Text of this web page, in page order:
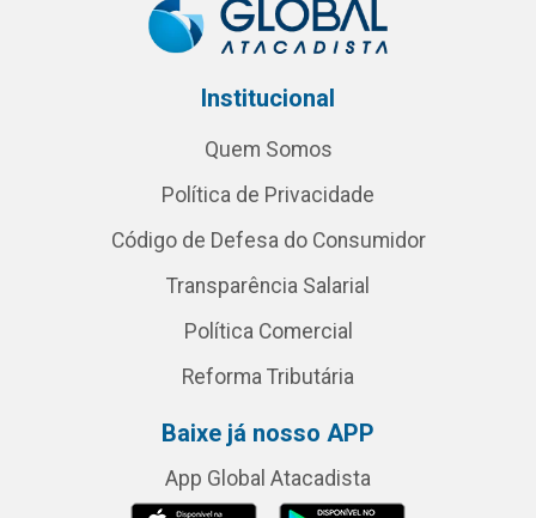
Institucional
Quem Somos
Política de Privacidade
Código de Defesa do Consumidor
Transparência Salarial
Política Comercial
Reforma Tributária
Baixe já nosso APP
App Global Atacadista